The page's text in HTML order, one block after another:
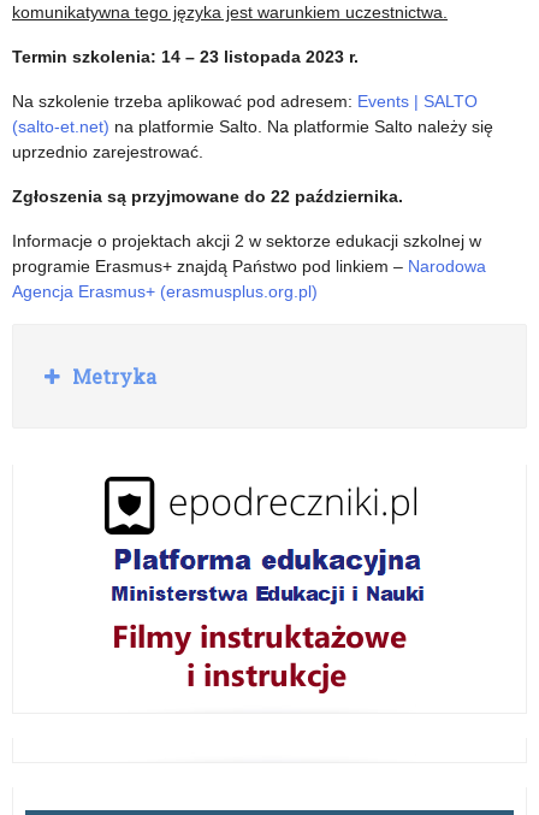
komunikatywna tego języka jest warunkiem uczestnictwa.
Termin szkolenia: 14 – 23 listopada 2023 r.
Na szkolenie trzeba aplikować pod adresem: Events | SALTO
(salto-et.net) na platformie Salto. Na platformie Salto należy się
uprzednio zarejestrować.
Zgłoszenia są przyjmowane do 22 października.
Informacje o projektach akcji 2 w sektorze edukacji szkolnej w
programie Erasmus+ znajdą Państwo pod linkiem – Narodowa
Agencja Erasmus+ (erasmusplus.org.pl)
R
o
Metryka